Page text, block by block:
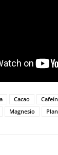
Cacao
Magnesio